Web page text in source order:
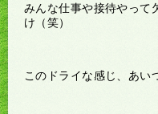
みんな仕事や接待やって
け（笑）
このドライな感じ、あい